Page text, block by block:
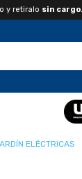
y retiralo sin cargo
ELÉCTRICAS